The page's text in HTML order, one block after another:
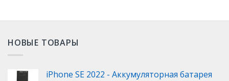
НОВЫЕ ТОВАРЫ
iPhone SE 2022 - Аккумуляторная батарея